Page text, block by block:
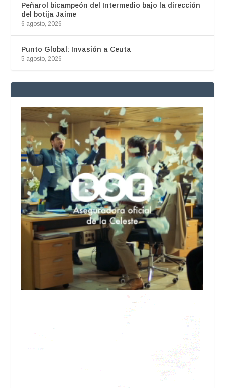
Peñarol bicampeón del Intermedio bajo la dirección
del botija Jaime
6 agosto, 2026
Punto Global: Invasión a Ceuta
5 agosto, 2026